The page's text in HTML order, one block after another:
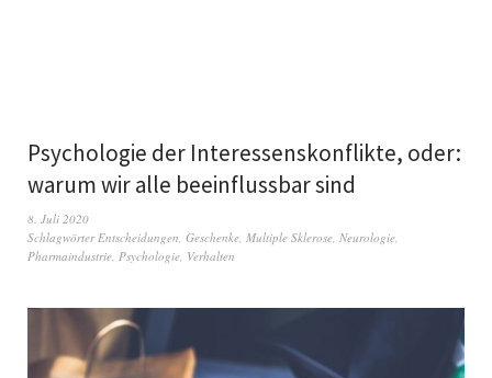
Psychologie der Interessenskonflikte, oder:
warum wir alle beeinflussbar sind
8. Juli 2020
SchlagwörterEntscheidungen, Geschenke, Multiple Sklerose, Neurologie,
Pharmaindustrie, Psychologie, Verhalten